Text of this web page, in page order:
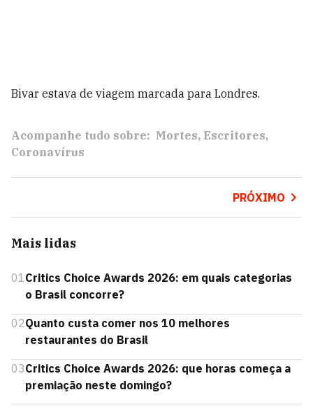
Bivar estava de viagem marcada para Londres.
Acompanhe tudo sobre: Mortes Escritores
Coronavírus
PRÓXIMO
Mais lidas
01Critics Choice Awards 2026: em quais categorias
o Brasil concorre?
02Quanto custa comer nos 10 melhores
restaurantes do Brasil
03Critics Choice Awards 2026: que horas começa a
premiação neste domingo?